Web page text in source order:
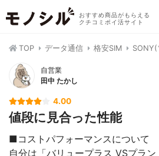
おすすめ商品がもらえる
クチコミポイ活サイト
TOP データ通信 格安SIM SONY(
自営業
田中 たかし
4.00
値段に見合った性能
■コストパフォーマンスについて
自分は「バリュープラス VSプラ